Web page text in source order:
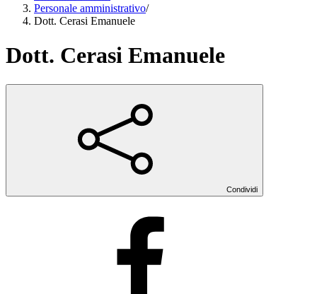
Personale amministrativo/
Dott. Cerasi Emanuele
Dott. Cerasi Emanuele
Condividi